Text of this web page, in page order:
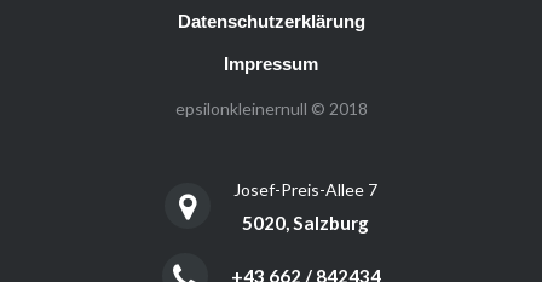
Datenschutzerklärung
Impressum
epsilonkleinernull © 2018
Josef-Preis-Allee 7
5020, Salzburg
+43 662 / 842434